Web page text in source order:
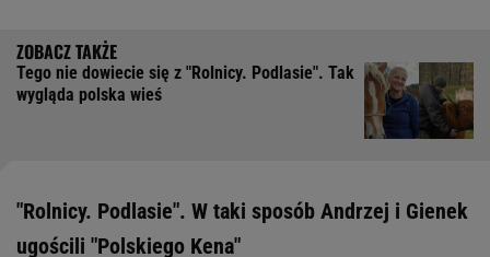
Tego nie dowiecie się z "Rolnicy. Podlasie". Tak
wygląda polska wieś
"Rolnicy. Podlasie". W taki sposób Andrzej i Gienek
ugościli "Polskiego Kena"